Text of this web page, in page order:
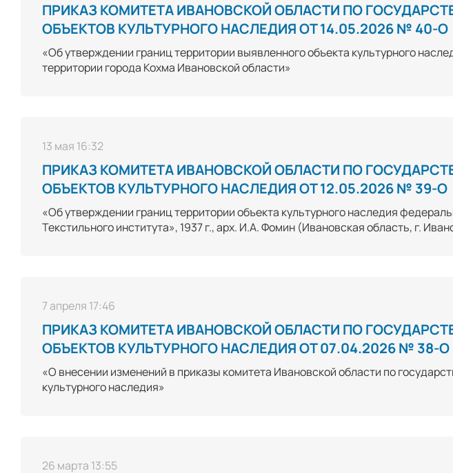
ПРИКАЗ КОМИТЕТА ИВАНОВСКОЙ ОБЛАСТИ ПО
ОБЪЕКТОВ КУЛЬТУРНОГО НАСЛЕДИЯ ОТ 14.05.2026 № 40-О
«Об утверждении границ территории выявленного объекта культурного
территории города Кохма Ивановской области»
13 мая 16:32
ПРИКАЗ КОМИТЕТА ИВАНОВСКОЙ ОБЛАСТИ ПО
ОБЪЕКТОВ КУЛЬТУРНОГО НАСЛЕДИЯ ОТ 12.05.2026 № 39-О
«Об утверждении границ территории объекта культурного наследия
Текстильного института», 1937 г., арх. И.А. Фомин (Ивановская область, г.
7 апреля 17:46
ПРИКАЗ КОМИТЕТА ИВАНОВСКОЙ ОБЛАСТИ ПО
ОБЪЕКТОВ КУЛЬТУРНОГО НАСЛЕДИЯ ОТ 07.04.2026 № 38-О
«О внесении изменений в приказы комитета Ивановской области по
культурного наследия»
26 марта 13:55